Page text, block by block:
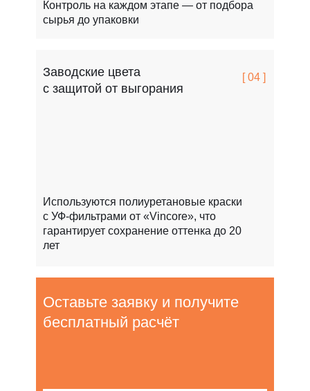
Используются полиуретановые краски
с УФ-фильтрами от «Vincore», что
гарантирует сохранение оттенка до 20
лет
Заводские цвета
с защитой от выгорания
[ 04 ]
Контроль на каждом этапе — от подбора
сырья до упаковки
Оставьте заявку и получите
бесплатный расчёт